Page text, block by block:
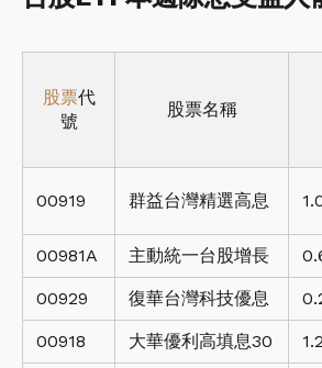
股票代
號
股票名稱
00919 群益台灣精選高息
00981A 主動統一台股增長
00929 復華台灣科技優息
00918 大華優利高填息30